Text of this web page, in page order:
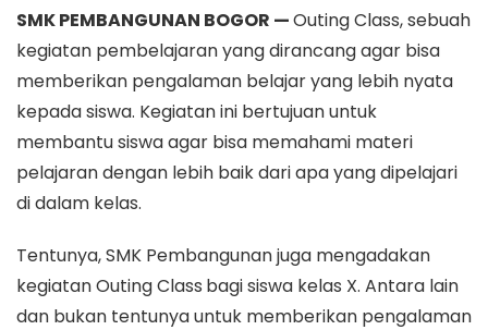
SMK PEMBANGUNAN BOGOR —Outing Class, sebuah
kegiatan pembelajaran yang dirancang agar bisa
memberikan pengalaman belajar yang lebih nyata
kepada siswa. Kegiatan ini bertujuan untuk
membantu siswa agar bisa memahami materi
pelajaran dengan lebih baik dari apa yang dipelajari
di dalam kelas.
Tentunya, SMK Pembangunan juga mengadakan
kegiatan Outing Class bagi siswa kelas X. Antara lain
dan bukan tentunya untuk memberikan pengalaman